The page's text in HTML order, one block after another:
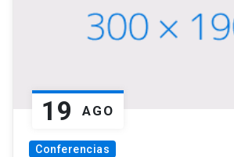
19 AGO
Conferencias